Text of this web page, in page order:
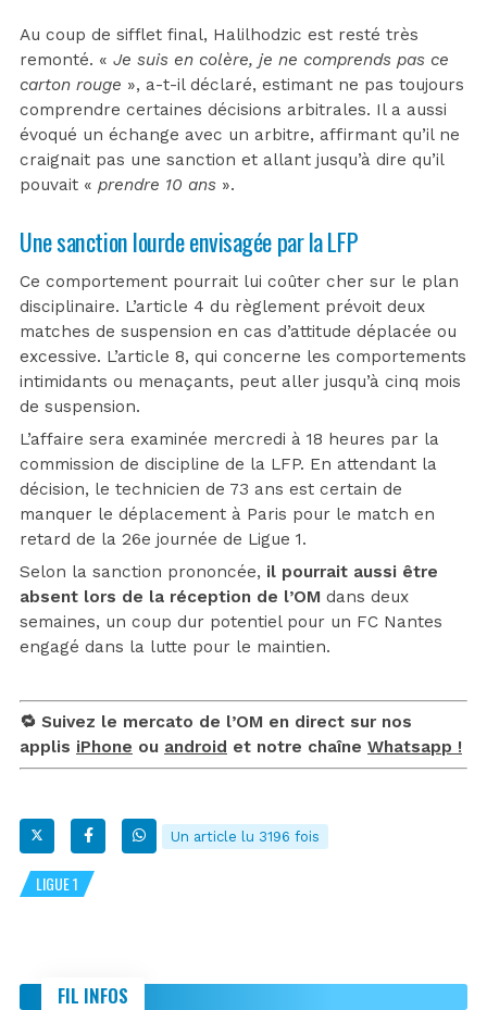
Au coup de sifflet final, Halilhodzic est resté très
remonté. « Je suis en colère, je ne comprends pas ce
carton rouge », a-t-il déclaré, estimant ne pas toujours
comprendre certaines décisions arbitrales. Il a aussi
évoqué un échange avec un arbitre, affirmant qu’il ne
craignait pas une sanction et allant jusqu’à dire qu’il
pouvait « prendre 10 ans ».
Une sanction lourde envisagée par la LFP
Ce comportement pourrait lui coûter cher sur le plan
disciplinaire. L’article 4 du règlement prévoit deux
matches de suspension en cas d’attitude déplacée ou
excessive. L’article 8, qui concerne les comportements
intimidants ou menaçants, peut aller jusqu’à cinq mois
de suspension.
L’affaire sera examinée mercredi à 18 heures par la
commission de discipline de la LFP. En attendant la
décision, le technicien de 73 ans est certain de
manquer le déplacement à Paris pour le match en
retard de la 26e journée de Ligue 1.
Selon la sanction prononcée, il pourrait aussi être
absent lors de la réception de l’OM dans deux
semaines, un coup dur potentiel pour un FC Nantes
engagé dans la lutte pour le maintien.
🔁 Suivez le mercato de l’OM en direct sur nos
applis iPhone ou android et notre chaîne Whatsapp !
Un article lu 3196 fois
LIGUE 1
FIL INFOS